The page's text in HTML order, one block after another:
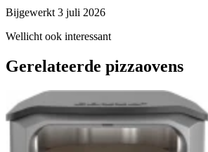
Bijgewerkt 3 juli 2026
Wellicht ook interessant
Gerelateerde pizzaovens